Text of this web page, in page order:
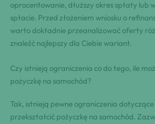
oprocentowanie, dłuższy okres spłaty lub
spłacie. Przed złożeniem wniosku o
warto dokładnie przeanalizować oferty
znaleźć najlepszy dla Ciebie wariant.
Czy istnieją ograniczenia co do tego, ile
pożyczkę na samochód?
Tak, istnieją pewne ograniczenia
przekształcić pożyczkę na samochód.